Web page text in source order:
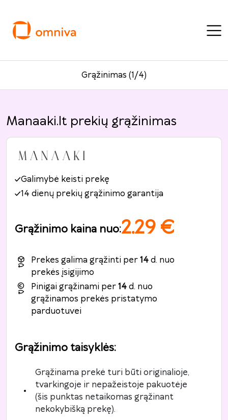
Grąžinimas (1/4)
Manaaki.lt prekių grąžinimas
Galimybė keisti prekę
14 dienų prekių grąžinimo garantija
Grąžinimo kaina nuo:2.29 €
Prekes galima grąžinti per14d. nuo
prekės įsigijimo
Pinigai grąžinami per14d. nuo
grąžinamos prekės pristatymo
parduotuvei
Grąžinimo taisyklės:
Grąžinama prekė turi būti originalioje,
tvarkingoje ir nepažeistoje pakuotėje
(šis punktas netaikomas grąžinant
nekokybišką prekę).